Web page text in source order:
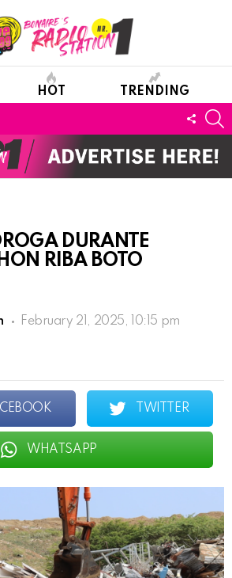
HOT TRENDING
DURANTE
RIBA BOTO
February 21, 2025, 10:15 pm
TWITTER
WHATSAPP